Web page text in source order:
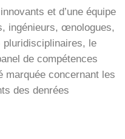
et d’une équipe
ingénieurs, œnologues,
le
de compétences
marquée concernant les
des denrées